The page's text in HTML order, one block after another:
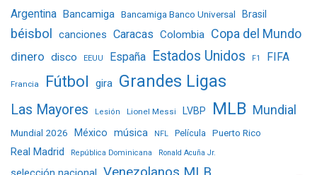
Argentina Bancamiga Bancamiga Banco Universal Brasil
béisbol canciones Caracas Colombia Copa del Mundo
dinero disco EEUU España Estados Unidos F1 FIFA
Francia Fútbol gira Grandes Ligas
Las Mayores Lesión Lionel Messi LVBP MLB Mundial
Mundial 2026 México música NFL Película Puerto Rico
Real Madrid República Dominicana Ronald Acuña Jr.